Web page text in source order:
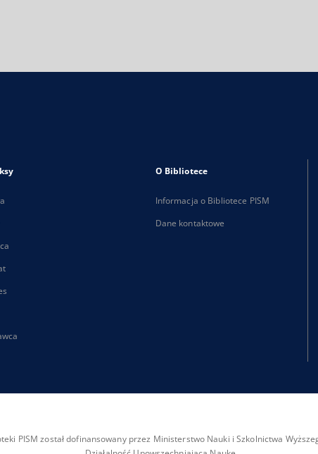
O Bibliotece
Informacja o Bibliotece PISM
Dane kontaktowe
PISM został dofinansowany przez Ministerstwo Nauki i Szkolnictwa